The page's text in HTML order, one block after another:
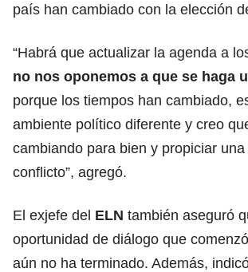
país han cambiado con la elección
“Habrá que actualizar la agenda a
no nos oponemos a que se haga
porque los tiempos han cambiado,
ambiente político diferente y creo
cambiando para bien y propiciar
conflicto”, agregó.
El exjefe del ELN también aseguró
oportunidad de diálogo que
aún no ha terminado. Además,